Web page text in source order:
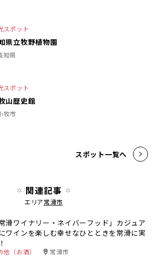
スポット
県立牧野植物園
知県
スポット
山歴史館
牧市
スポット一覧へ
関連記事
エリア常滑市
常滑ワイナリー・ネイバーフッド」カジュア
ワインを楽しむ幸せなひとときを常滑に実
他（お酒） 常滑市